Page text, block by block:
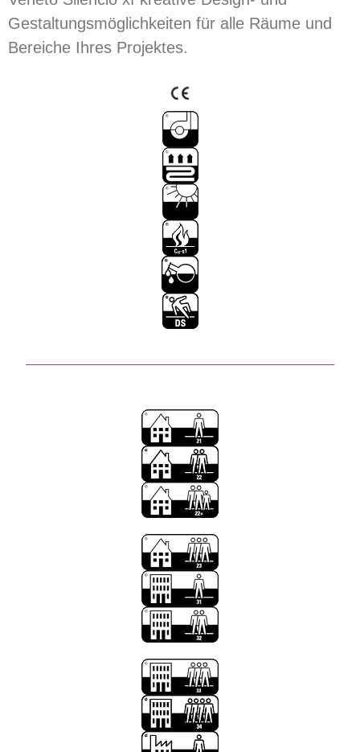
Gestaltungsmöglichkeiten für alle Räume und
Bereiche Ihres Projektes.